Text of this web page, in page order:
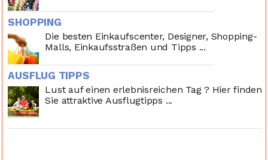
SHOPPING
Die besten Einkaufscenter, Designer, Shopping-
Malls, Einkaufsstraßen und Tipps ...
AUSFLUG TIPPS
Lust auf einen erlebnisreichen Tag ? Hier finden
Sie attraktive Ausflugtipps ...